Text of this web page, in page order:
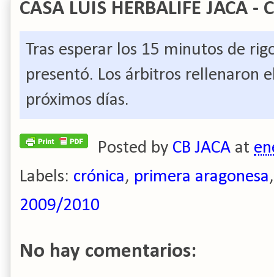
CASA LUIS HERBALIFE JACA -
Tras esperar los 15 minutos de
presentó. Los árbitros rellenaron
próximos días.
Posted by CB JACA at
Labels: crónica, primera aragonesa
2009/2010
No hay comentarios: